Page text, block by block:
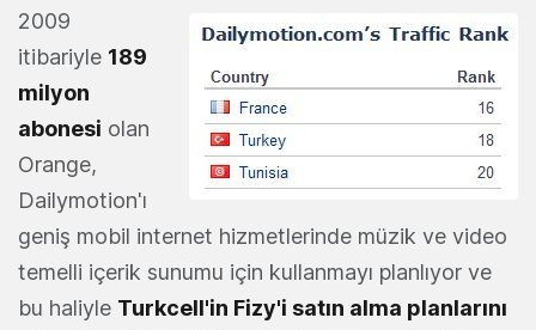
2009
itibariyle 189
milyon
abonesi olan
Orange,
Dailymotion'ı
geniş mobil internet hizmetlerinde müzik ve video
temelli içerik sunumu için kullanmayı planlıyor ve
bu haliyle Turkcell'in Fizy'i satın alma planlarını